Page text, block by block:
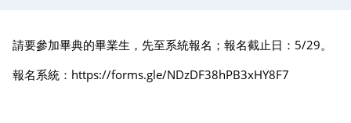
請要參加畢典的畢業生，先至系統報名；報名截止日：5/29。
報名系統： https://forms.gle/NDzDF38hPB3xHY8F7